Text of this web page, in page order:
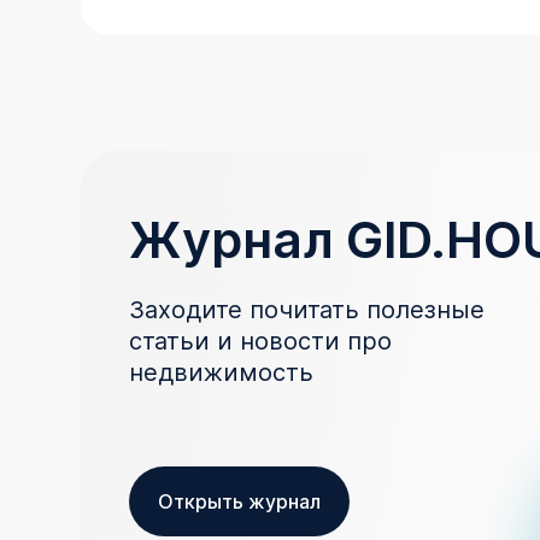
Журнал
Заходите почитать полезные
статьи и новости про
недвижимость
Открыть журнал